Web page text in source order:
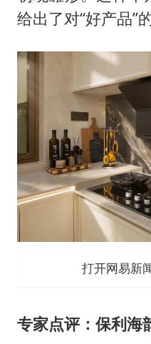
给出了对“好产品”
打开网易新
专家点评：保利海